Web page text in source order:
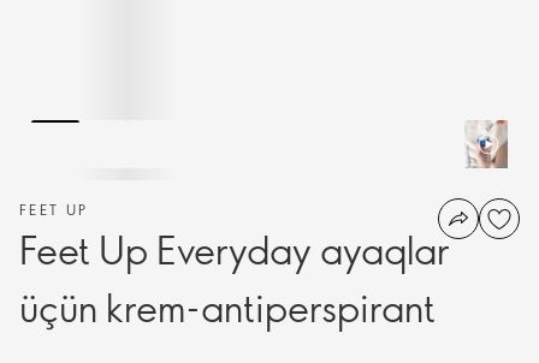
FEET UP
Feet Up Everyday ayaqlar
üçün krem-antiperspirant